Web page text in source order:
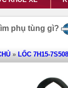
phụ tùng gì?
» LỐC 7H15-